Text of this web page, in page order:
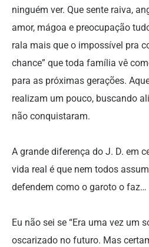
ninguém ver. Que sente raiva,
amor, mágoa e preocupação
rala mais que o impossível pra
chance” que toda família vê
para as próximas gerações.
realizam um pouco, buscando
não conquistaram.
A grande diferença do J. D. em
vida real é que nem todos
defendem como o garoto o faz…
Eu não sei se “Era uma vez um
oscarizado no futuro. Mas